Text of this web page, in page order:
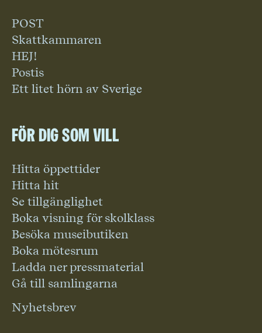
POST
Skattkammaren
HEJ!
Postis
Ett litet hörn av Sverige
För dig som vill
Hitta öppettider
Hitta hit
Se tillgänglighet
Boka visning för skolklass
Besöka museibutiken
Boka mötesrum
Ladda ner pressmaterial
Gå till samlingarna
Nyhetsbrev